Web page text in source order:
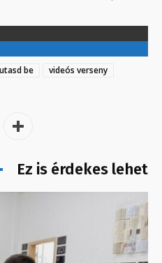
be
videós verseny
Ez is érdekes lehet